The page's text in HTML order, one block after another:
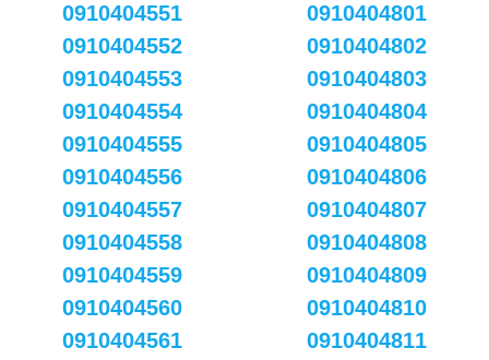
0910404551
0910404552
0910404553
0910404554
0910404555
0910404556
0910404557
0910404558
0910404559
0910404560
0910404561
0910404801
0910404802
0910404803
0910404804
0910404805
0910404806
0910404807
0910404808
0910404809
0910404810
0910404811